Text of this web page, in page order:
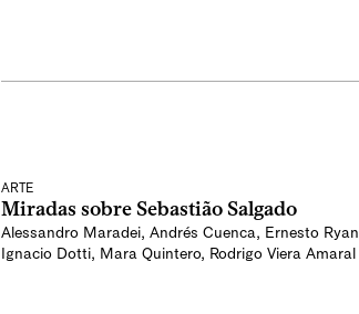
ARTE
Miradas sobre Sebastião Salgado
Alessandro Maradei, Andrés Cuenca, Ernesto Ryan
Ignacio Dotti, Mara Quintero, Rodrigo Viera Amaral